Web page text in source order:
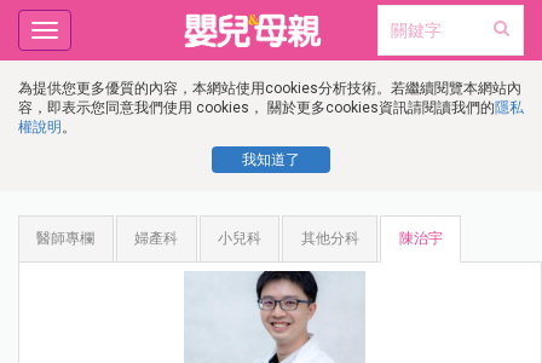
為提供您更多優質的內容，本網站使用cookies分析技術。若繼續閱覽本網站內
容，即表示您同意我們使用 cookies， 關於更多cookies資訊請閱讀我們的隱私
權說明 。
我知道了
Toggle
navigation
醫師專欄 婦產科 小兒科 其他分科 陳治宇